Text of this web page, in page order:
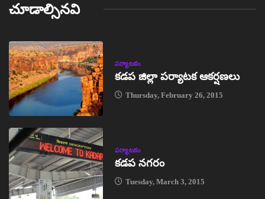
చూడాల్సినవి
పర్యాటకం
కడప జిల్లా పర్యాటక ఆకర్షణలు
Thursday, February 26, 2015
పర్యాటకం
కడప నగరం
Tuesday, March 3, 2015